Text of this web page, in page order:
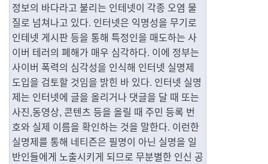
정보의 바다라고 불리는 인테넷이 각종 오염 물
질로 넘쳐나고 있다. 인터넷은 익명성을 무기로
인테넷 게시판 등을 통해 특정인을 매도하는 사
이버 테러의 폐해가 매우 심각하다. 이에 정부는
사이버 폭력의 심각성을 인식해 인터넷 실명제
도입을 검토할 것임을 밝힌 바 있다. 인터넷 실명
제는 인터넷에 글을 올리거나 댓글을 달 때 또는
사진,동영상, 콘텐츠 등을 올릴 때 주민 등록 번
호와 실제 이름을 확인하는 것을 말한다. 이런한
실명제를 통해 네티즌은 필명이 아닌 실명을 일
반인들에게 노출시키게 되므로 무분별한 인신 공